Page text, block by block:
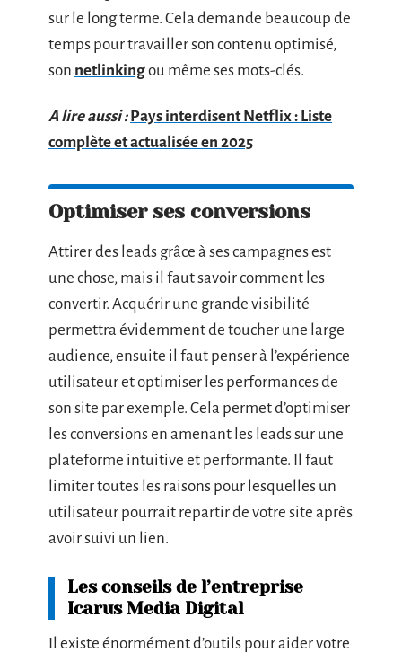
sur le long terme. Cela demande beaucoup de
temps pour travailler son contenu optimisé,
son netlinkingou même ses mots-clés.
A lire aussi : Pays interdisent Netflix : Liste
complète et actualisée en 2025
Optimiser ses conversions
Attirer des leads grâce à ses campagnes est
une chose, mais il faut savoir comment les
convertir. Acquérir une grande visibilité
permettra évidemment de toucher une large
audience, ensuite il faut penser à l’expérience
utilisateur et optimiser les performances de
son site par exemple. Cela permet d’optimiser
les conversions en amenant les leads sur une
plateforme intuitive et performante. Il faut
limiter toutes les raisons pour lesquelles un
utilisateur pourrait repartir de votre site après
avoir suivi un lien.
Les conseils de l’entreprise
Icarus Media Digital
Il existe énormément d’outils pour aider votre